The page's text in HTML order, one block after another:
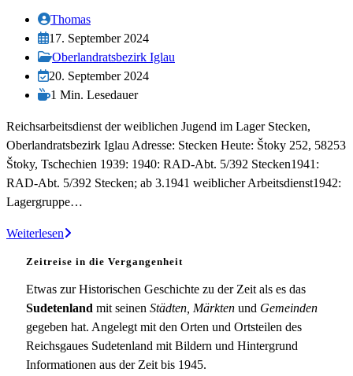
Beitrags-
Autor:
Thomas
Beitrag
veröffentlicht:
17. September 2024
Beitrags-
Kategorie:
Oberlandratsbezirk Iglau
Beitrag
zuletzt
am:
20. September 2024
Lesedauer:
1 Min. Lesedauer
Reichsarbeitsdienst der weiblichen Jugend im Lager Stecken,
Oberlandratsbezirk Iglau Adresse: Stecken Heute: Štoky 252, 58253
Štoky, Tschechien 1939: 1940: RAD-Abt. 5/392 Stecken1941:
RAD-Abt. 5/392 Stecken; ab 3.1941 weiblicher Arbeitsdienst1942:
Lagergruppe…
WeiterlesenRADwJ-
Zeitreise in die Vergangenheit
Etwas zur Historischen Geschichte zu der Zeit als es das
Sudetenland mit seinen Städten, Märkten und Gemeinden
gegeben hat. Angelegt mit den Orten und Ortsteilen des
Reichsgaues Sudetenland mit Bildern und Hintergrund
Informationen aus der Zeit bis 1945.